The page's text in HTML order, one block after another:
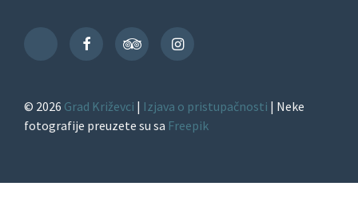
TikTok
FacebookTripAdvisorInstagram
© 2026 Grad Križevci | Izjava o pristupačnosti | Neke
fotografije preuzete su sa Freepik